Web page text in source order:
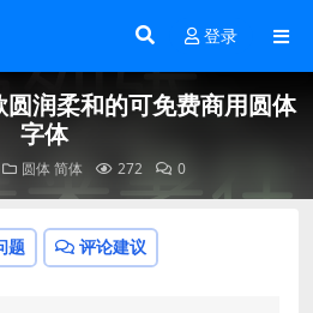
登录
圆润柔和的可免费商用圆体
字体
圆体简体 272 0
题 评论建议